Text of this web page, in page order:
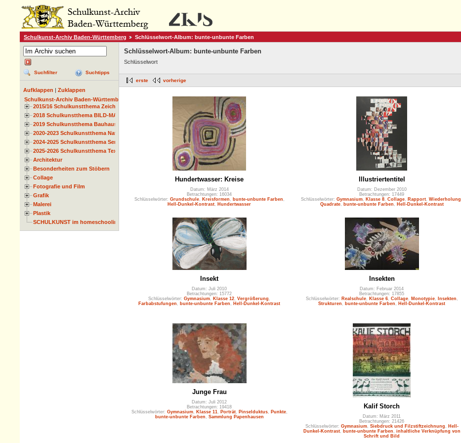
Schulkunst-Archiv Baden-Württemberg Schlüsselwort-Album: bunte-unbunte Farben
Suchfilter Suchtipps
Aufklappen
Zuklappen
Schulkunst-Archiv Baden-Württemberg
2015/16 Schulkunstthema Zeichnen
2018 Schulkunstthema BILD-MATERIAL-OBJEKT
2019 Schulkunstthema Bauhaus
2020-2023 Schulkunstthema Natur und Zeit
2024-2025 Schulkunstthema Serie
2025-2026 Schulkunstthema Textil
Architektur
Besonderheiten zum Stöbern
Collage
Fotografie und Film
Grafik
Malerei
Plastik
SCHULKUNST im homeschooling
Schlüsselwort-Album: bunte-unbunte Farben
Schlüsselwort
erste vorherige
Hundertwasser: Kreise
Datum: März 2014
Betrachtungen: 16034
Schlüsselwörter: Grundschule, Kreisformen bunte-unbunte Farben
Hell-Dunkel-Kontrast
Hundertwasser
Illustriertentitel
Datum: Dezember 2010
Betrachtungen: 17449
Schlüsselwörter: Gymnasium Klasse 8 Collage Rapport Wiederholung
Quadrate, bunte-unbunte Farben Hell-Dunkel-Kontrast
Insekt
Datum: Juli 2010
Betrachtungen: 15772
Schlüsselwörter: Gymnasium Klasse 12 Vergrößerung
Farbabstufungen
bunte-unbunte Farben Hell-Dunkel-Kontrast
Insekten
Datum: Februar 2014
Betrachtungen: 17855
Schlüsselwörter: Realschule, Klasse 6, Collage, Monotypie, Insekten
Strukturen
bunte-unbunte Farben Hell-Dunkel-Kontrast
Junge Frau
Datum: Juli 2012
Betrachtungen: 19418
Schlüsselwörter: Gymnasium, Klasse 11 Porträt, Pinselduktus, Punkte,
bunte-unbunte Farben
Sammlung Papenhausen
Kalif Storch
Datum: März 2011
Betrachtungen: 21426
Schlüsselwörter: Gymnasium, Siebdruck und Filzstiftzeichnung
Hell-
Dunkel-Kontrast, bunte-unbunte Farben
inhaltliche Verknüpfung von
Schrift und Bild